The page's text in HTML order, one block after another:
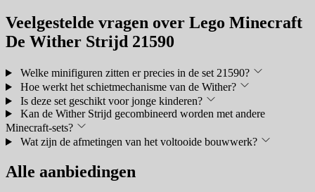
Veelgestelde vragen over Lego Minecraft
De Wither Strijd 21590
Welke minifiguren zitten er precies in de set 21590?
Hoe werkt het schietmechanisme van de Wither?
Is deze set geschikt voor jonge kinderen?
Kan de Wither Strijd gecombineerd worden met andere
Minecraft-sets?
Wat zijn de afmetingen van het voltooide bouwwerk?
Alle aanbiedingen